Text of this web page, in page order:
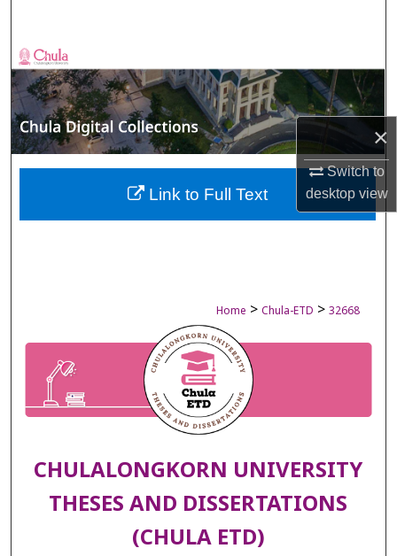
×
Switch to
desktopview
Browse Collections
My Account
About
Digital Commons Network™
Home > Chula-ETD > 32668
CHULALONGKORN UNIVERSITY
THESES AND DISSERTATIONS
(CHULA ETD)
Link to Full Text